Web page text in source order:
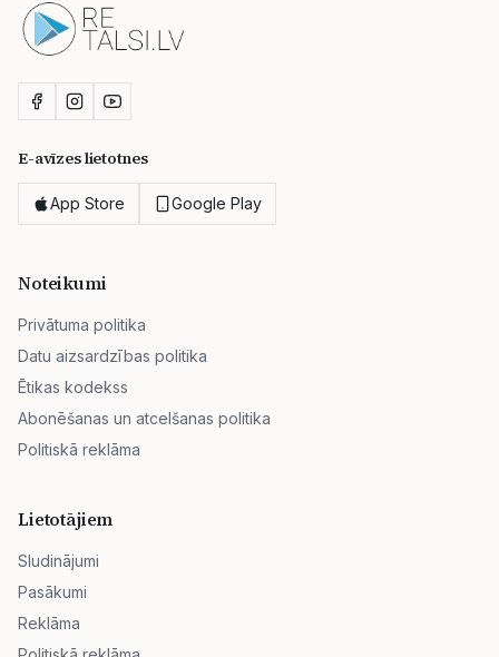
E-avīzes lietotnes
App Store Google Play
Noteikumi
Privātuma politika
Datu aizsardzības politika
Ētikas kodekss
Abonēšanas un atcelšanas politika
Politiskā reklāma
Lietotājiem
Sludinājumi
Pasākumi
Reklāma